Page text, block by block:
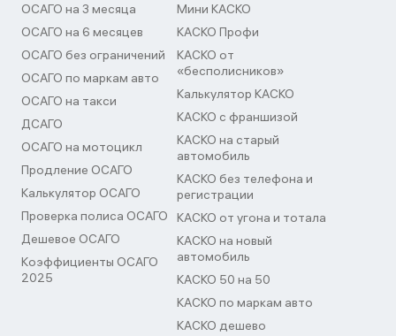
ОСАГО на 3 месяца
ОСАГО на 6 месяцев
ОСАГО без ограничений
ОСАГО по маркам авто
ОСАГО на такси
ДСАГО
ОСАГО на мотоцикл
Продление ОСАГО
Калькулятор ОСАГО
Проверка полиса ОСАГО
Дешевое ОСАГО
Коэффициенты ОСАГО
2025
Мини КАСКО
КАСКО Профи
КАСКО от
«бесполисников»
Калькулятор КАСКО
КАСКО с франшизой
КАСКО на старый
автомобиль
КАСКО без телефона и
регистрации
КАСКО от угона и тотала
КАСКО на новый
автомобиль
КАСКО 50 на 50
КАСКО по маркам авто
КАСКО дешево